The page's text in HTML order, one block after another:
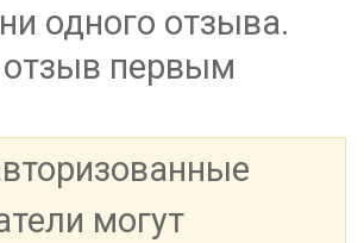
одного отзыва.
отзыв первым
могут